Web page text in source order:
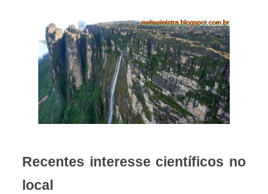
Recentes interesse científicos no
local